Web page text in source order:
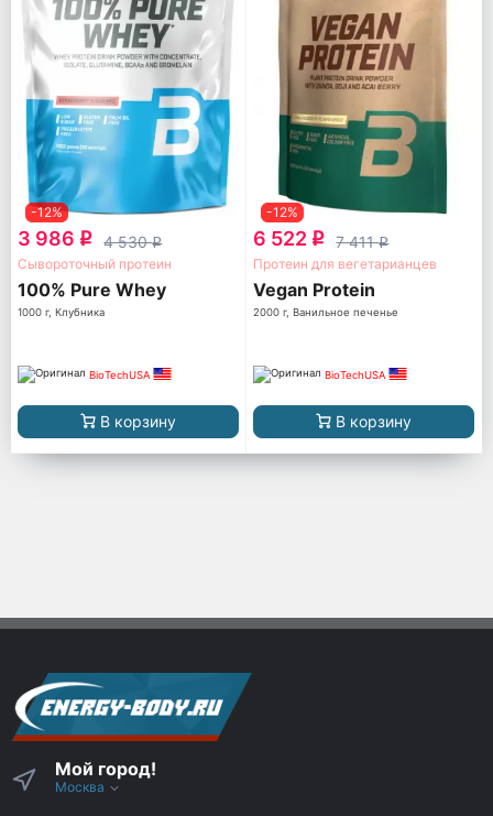
-12%
3 986 q 4 530q
Сывороточный протеин
100% Pure Whey
1000 г, Клубника
BioTechUSA
В корзину
-12%
6 522 q 7 411q
Протеин для вегетарианцев
Vegan Protein
2000 г, Ванильное печенье
BioTechUSA
В корзину
Мой город!
Москва